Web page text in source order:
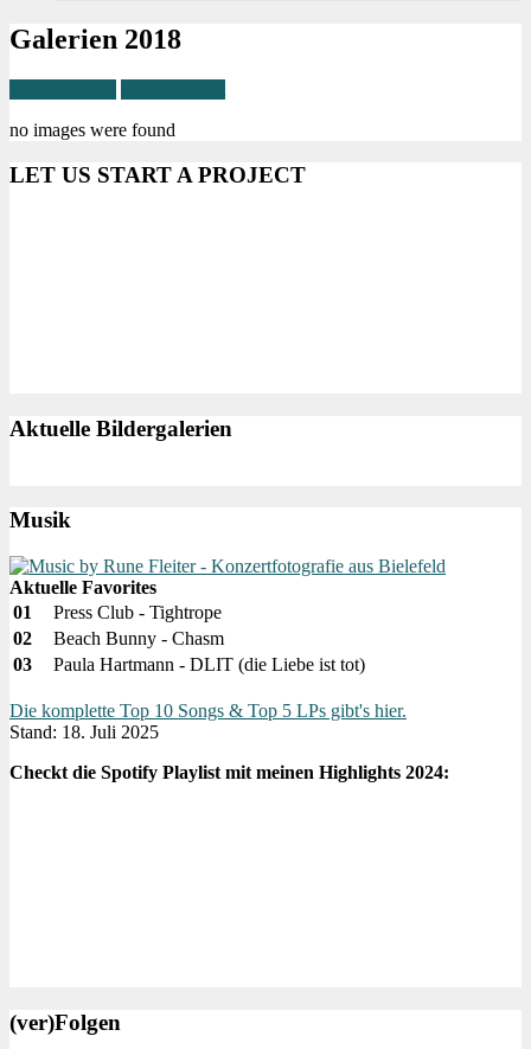
Galerien 2018
no images were found
LET US START A PROJECT
Aktuelle Bildergalerien
Musik
Aktuelle Favorites
01
Press Club - Tightrope
02
Beach Bunny - Chasm
03
Paula Hartmann - DLIT (die Liebe ist tot)
Die komplette Top 10 Songs & Top 5 LPs gibt's hier.
Stand: 18. Juli 2025
Checkt die Spotify Playlist mit meinen Highlights 2024:
(ver)Folgen